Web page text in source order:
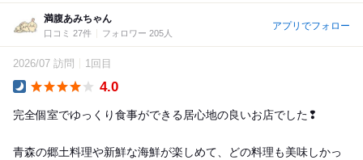
満腹あみちゃん
口コミ 27件 フォロワー 205人
アプリでフォロー
2026/07 訪問 1回目
4.0
完全個室でゆっくり食事ができる居心地の良いお店でした❢
青森の郷土料理や新鮮な海鮮が楽しめて、どの料理も美味しかっ